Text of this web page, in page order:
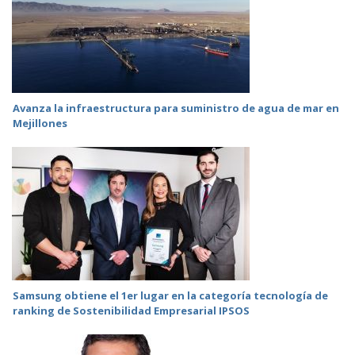
Avanza la infraestructura para suministro de agua de mar en
Mejillones
Samsung obtiene el 1er lugar en la categoría tecnología de
ranking de Sostenibilidad Empresarial IPSOS